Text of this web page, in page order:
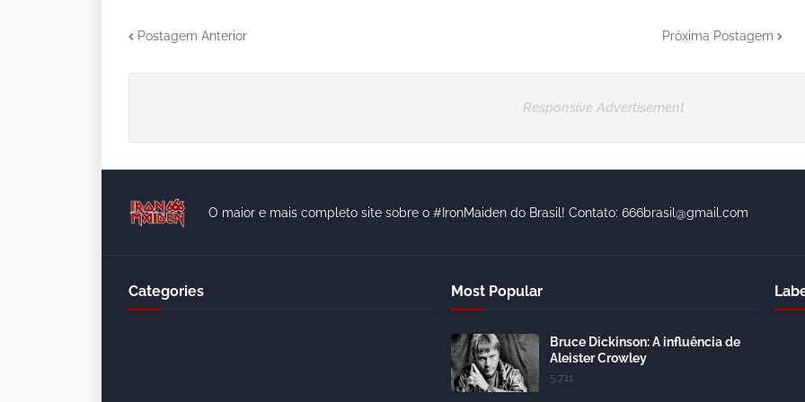
Postagem Anterior Próxima Postagem
Responsive Advertisement
O maior e mais completo site sobre o #IronMaiden do Brasil! Contato: 666brasil@gmail.com
Categories Most Popular
Bruce Dickinson: A influência de
Aleister Crowley
5.7.11